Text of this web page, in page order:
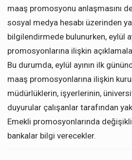
maaş promosyonu anlaşmasını
sosyal medya hesabı üzerinden
bilgilendirmede bulunurken, eylül
promosyonlarına ilişkin
Bu durumda, eylül ayının ilk
maaş promosyonlarına ilişkin
müdürlüklerin, işyerlerinin,
duyurular çalışanlar tarafından
Emekli promosyonlarında
bankalar bilgi verecekler.